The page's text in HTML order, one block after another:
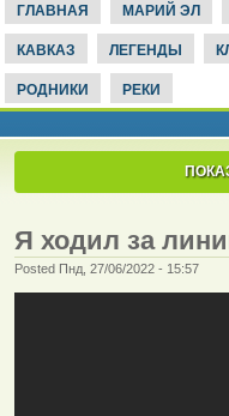
ГЛАВНАЯ МАРИЙ ЭЛ
КАВКАЗ ЛЕГЕНДЫ
РОДНИКИ РЕКИ
Я ходил за
Posted Пнд, 27/06/2022 - 15:57